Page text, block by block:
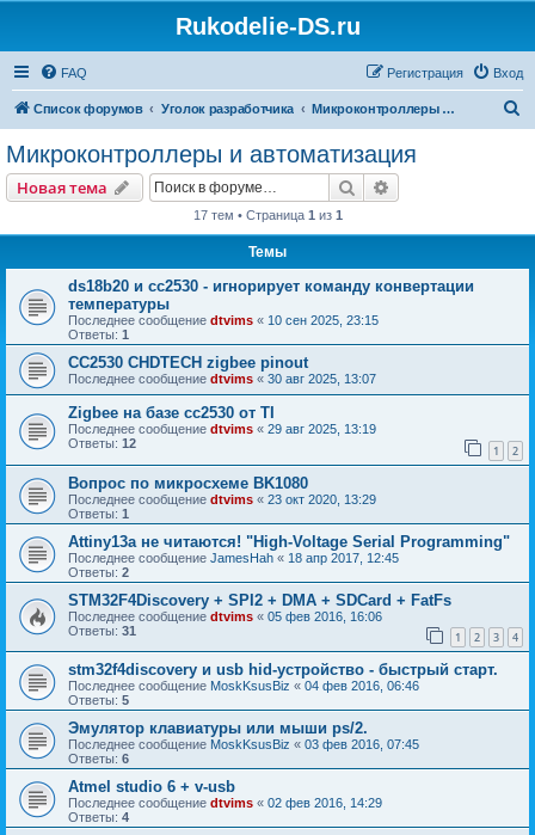
Rukodelie-DS.ru
FAQ Вход
Регистрация
Список форумов Уголок разработчика Микроконтроллеры и автоматизация
Микроконтроллеры и автоматизация
Новая тема Поиск
17 тем • Страница 1 из 1
Темы
ds18b20 и сс2530 - игнорирует команду конвертации
температуры
Последнее сообщение dtvims « 10 сен 2025, 23:15
Ответы: 1
CC2530 CHDTECH zigbee pinout
Последнее сообщение dtvims « 30 авг 2025, 13:07
Zigbee на базе cc2530 от TI
Последнее сообщение dtvims « 29 авг 2025, 13:19
Ответы: 12 1 2
Вопрос по микросхеме BK1080
Последнее сообщение dtvims « 23 окт 2020, 13:29
Ответы: 1
Attiny13a не читаются! "High-Voltage Serial Programming"
Последнее сообщение JamesHah « 18 апр 2017, 12:45
Ответы: 2
STM32F4Discovery + SPI2 + DMA + SDCard + FatFs
Последнее сообщение dtvims « 05 фев 2016, 16:06
Ответы: 31 1 2 3 4
stm32f4discovery и usb hid-устройство - быстрый старт.
Последнее сообщение MoskKsusBiz « 04 фев 2016, 06:46
Ответы: 5
Эмулятор клавиатуры или мыши ps/2.
Последнее сообщение MoskKsusBiz « 03 фев 2016, 07:45
Ответы: 6
Atmel studio 6 + v-usb
Последнее сообщение dtvims « 02 фев 2016, 14:29
Ответы: 4